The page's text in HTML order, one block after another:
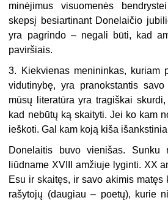
minėjimus visuomenės
skepsį besiartinant Donelaičio
yra pagrindo – negali būti, kad
paviršiais.
3. Kiekvienas menininkas, kuriam
vidutinybę, yra pranokstantis
mūsų literatūra yra tragiškai
kad nebūtų ką skaityti. Jei ko kam
ieškoti. Gal kam koją kiša
Donelaitis buvo vienišas.
liūdname XVIII amžiuje lyginti. XX
Esu ir skaitęs, ir savo akimis matęs
rašytojų (daugiau – poetų), kurie